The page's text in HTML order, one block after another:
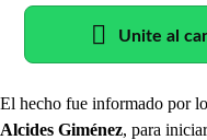
Unite al
El hecho fue informado por
Alcides Giménez, para